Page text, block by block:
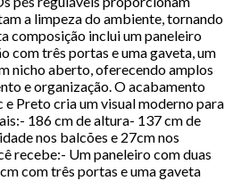
a limpeza do ambiente, tornando
composição inclui um paneleiro
com três portas e uma gaveta, um
nicho aberto, oferecendo amplos
e organização. O acabamento
Preto cria um visual moderno para
186 cm de altura- 137 cm de
nos balcões e 27cm nos
recebe:- Um paneleiro com duas
com três portas e uma gaveta